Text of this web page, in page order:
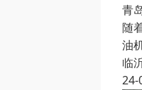
青
随
油
临
24-